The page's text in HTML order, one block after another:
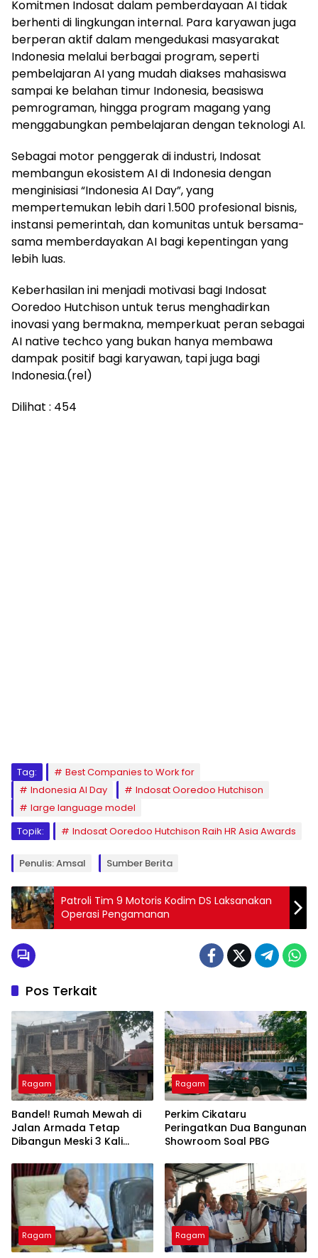
Komitmen Indosat dalam pemberdayaan AI tidak
berhenti di lingkungan internal. Para karyawan juga
berperan aktif dalam mengedukasi masyarakat
Indonesia melalui berbagai program, seperti
pembelajaran AI yang mudah diakses mahasiswa
sampai ke belahan timur Indonesia, beasiswa
pemrograman, hingga program magang yang
menggabungkan pembelajaran dengan teknologi AI.
Sebagai motor penggerak di industri, Indosat
membangun ekosistem AI di Indonesia dengan
menginisiasi “Indonesia AI Day”, yang
mempertemukan lebih dari 1.500 profesional bisnis,
instansi pemerintah, dan komunitas untuk bersama-
sama memberdayakan AI bagi kepentingan yang
lebih luas.
Keberhasilan ini menjadi motivasi bagi Indosat
Ooredoo Hutchison untuk terus menghadirkan
inovasi yang bermakna, memperkuat peran sebagai
AI native techco yang bukan hanya membawa
dampak positif bagi karyawan, tapi juga bagi
Indonesia.(rel)
Dilihat : 454
Tag:
Best Companies to Work for
Indonesia AI Day
Indosat Ooredoo Hutchison
large language model
Topik:
Indosat Ooredoo Hutchison Raih HR Asia Awards
Penulis: Amsal Sumber Berita
Patroli Tim 9 Motoris Kodim DS Laksanakan
Operasi Pengamanan
Pos Terkait
Ragam
Bandel! Rumah Mewah di
Jalan Armada Tetap
Dibangun Meski 3 Kali
Ragam
Perkim Cikataru
Peringatkan Dua Bangunan
Showroom Soal PBG
Ragam Ragam